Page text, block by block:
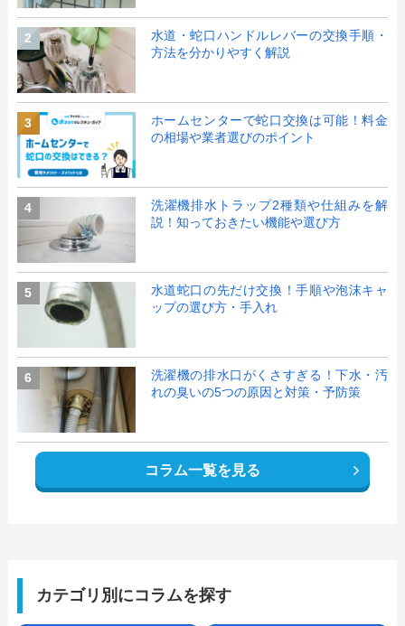
2
水道・蛇口ハンドルレバーの交換手順・
方法を分かりやすく解説
3
ホームセンターで蛇口交換は可能！料金
の相場や業者選びのポイント
4
洗濯機排水トラップ2種類や仕組みを解
説！知っておきたい機能や選び方
5
水道蛇口の先だけ交換！手順や泡沫キャ
ップの選び方・手入れ
6
洗濯機の排水口がくさすぎる！下水・汚
れの臭いの5つの原因と対策・予防策
コラム一覧を見る
カテゴリ別にコラムを探す